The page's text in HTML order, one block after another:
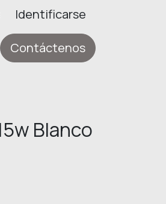
Identificarse
Contáctenos
Blanco